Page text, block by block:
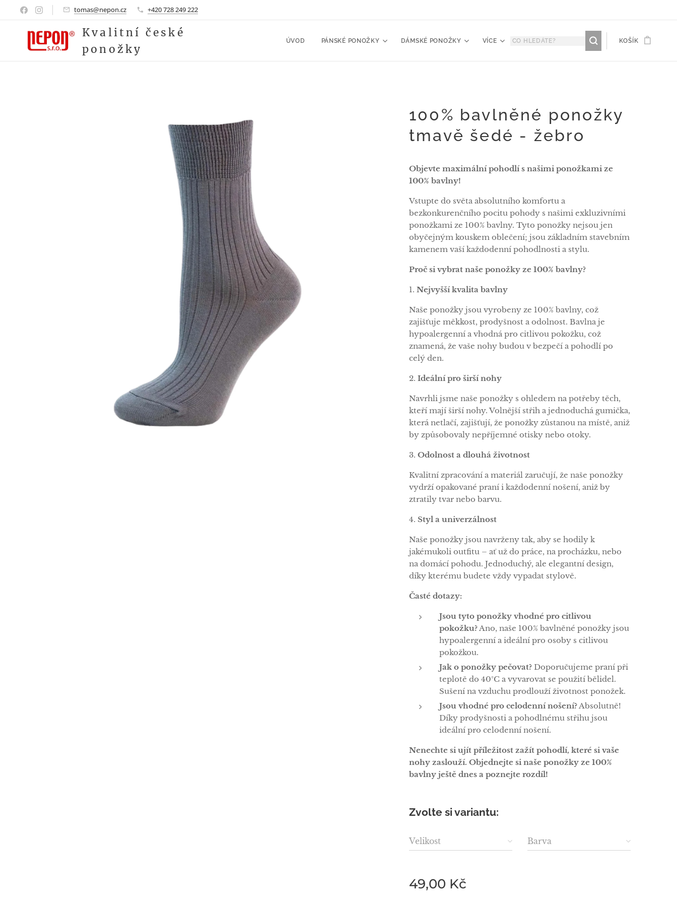
tomas@nepon.cz +420 728 249 222
Kvalitní české
ponožky
ÚVOD PÁNSKÉ PONOŽKY DÁMSKÉ PONOŽKY VÍCE KOŠÍK
100% bavlněné ponožky
tmavě šedé - žebro
Objevte maximální pohodlí s našimi ponožkami ze
100% bavlny!
Vstupte do světa absolutního komfortu a
bezkonkurenčního pocitu pohody s našimi exkluzivními
ponožkami ze 100% bavlny. Tyto ponožky nejsou jen
obyčejným kouskem oblečení; jsou základním stavebním
kamenem vaší každodenní pohodlnosti a stylu.
Proč si vybrat naše ponožky ze 100% bavlny?
1. Nejvyšší kvalita bavlny
Naše ponožky jsou vyrobeny ze 100% bavlny, což
zajišťuje měkkost, prodyšnost a odolnost. Bavlna je
hypoalergenní a vhodná pro citlivou pokožku, což
znamená, že vaše nohy budou v bezpečí a pohodlí po
celý den.
2. Ideální pro širší nohy
Navrhli jsme naše ponožky s ohledem na potřeby těch,
kteří mají širší nohy. Volnější střih a jednoduchá gumička,
která netlačí, zajišťují, že ponožky zůstanou na místě, aniž
by způsobovaly nepříjemné otisky nebo otoky.
3. Odolnost a dlouhá životnost
Kvalitní zpracování a materiál zaručují, že naše ponožky
vydrží opakované praní i každodenní nošení, aniž by
ztratily tvar nebo barvu.
4. Styl a univerzálnost
Naše ponožky jsou navrženy tak, aby se hodily k
jakémukoli outfitu – ať už do práce, na procházku, nebo
na domácí pohodu. Jednoduchý, ale elegantní design,
díky kterému budete vždy vypadat stylově.
Časté dotazy:
Jsou tyto ponožky vhodné pro citlivou
pokožku?Ano, naše 100% bavlněné ponožky jsou
hypoalergenní a ideální pro osoby s citlivou
pokožkou.
Jak o ponožky pečovat? Doporučujeme praní při
teplotě do 40°C a vyvarovat se použití bělidel.
Sušení na vzduchu prodlouží životnost ponožek.
Jsou vhodné pro celodenní nošení?Absolutně!
Díky prodyšnosti a pohodlnému střihu jsou
ideální pro celodenní nošení.
Nenechte si ujít příležitost zažít pohodlí, které si vaše
nohy zaslouží. Objednejte si naše ponožky ze 100%
bavlny ještě dnes a poznejte rozdíl!
Zvolte si variantu:
Velikost Barva
49,00 Kč